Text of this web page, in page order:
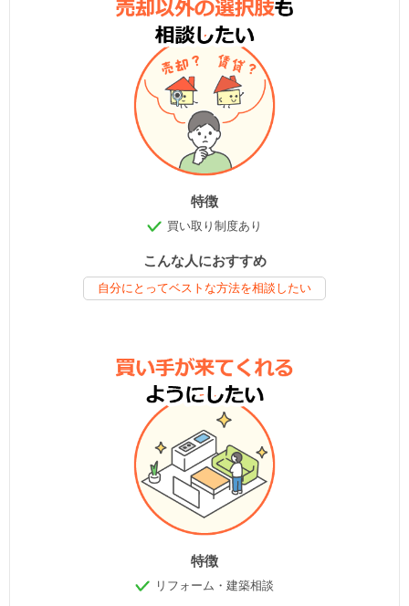
特徴
買い取り制度あり
こんな人におすすめ
自分にとってベストな方法を相談したい
特徴
リフォーム・建築相談